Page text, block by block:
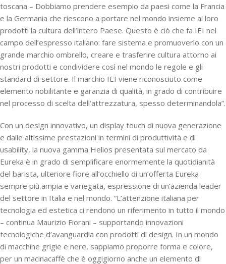
toscana – Dobbiamo prendere esempio da paesi come la Francia
e la Germania che riescono a portare nel mondo insieme ai loro
prodotti la cultura dell’intero Paese. Questo è ciò che fa IEI nel
campo dell’espresso italiano: fare sistema e promuoverlo con un
grande marchio ombrello, creare e trasferire cultura attorno ai
nostri prodotti e condividere così nel mondo le regole e gli
standard di settore. Il marchio IEI viene riconosciuto come
elemento nobilitante e garanzia di qualità, in grado di contribuire
nel processo di scelta dell’attrezzatura, spesso determinandola”.
Con un design innovativo, un display touch di nuova generazione
e dalle altissime prestazioni in termini di produttività e di
usability, la nuova gamma Helios presentata sul mercato da
Eureka è in grado di semplificare enormemente la quotidianità
del barista, ulteriore fiore all’occhiello di un’offerta Eureka
sempre più ampia e variegata, espressione di un’azienda leader
del settore in Italia e nel mondo. “L’attenzione italiana per
tecnologia ed estetica ci rendono un riferimento in tutto il mondo
– continua Maurizio Fiorani – supportando innovazioni
tecnologiche d’avanguardia con prodotti di design. In un mondo
di macchine grigie e nere, sappiamo proporre forma e colore,
per un macinacaffè che è oggigiorno anche un elemento di